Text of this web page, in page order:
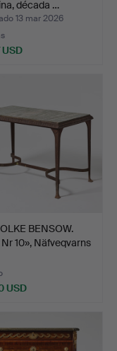
década …
13 mar 2026
USD
BENSOW.
Nr 10», Näfveqvarns
USD